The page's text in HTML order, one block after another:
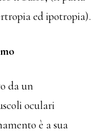
ed ipotropia).
da un
oculari
è a sua